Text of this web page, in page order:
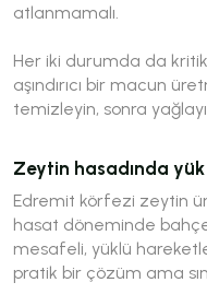
atlanmamalı.
Her iki durumda da
aşındırıcı bir macun
temizleyin, sonra
Zeytin hasadında yük
Edremit körfezi zeytin
hasat döneminde
mesafeli, yüklü
pratik bir çözüm ama